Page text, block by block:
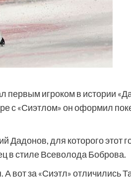
первым игроком в истории
с «Сиэтлом» он оформил
Дадонов, для которого этот
в стиле Всеволода Боброва.
вот за «Сиэтл» отличились